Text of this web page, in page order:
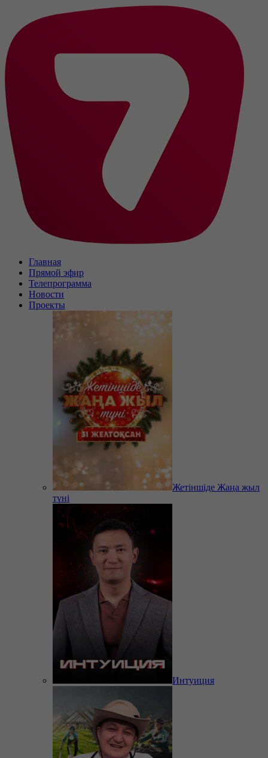
Главная
Прямой эфир
Телепрограмма
Новости
Проекты
Жетіншіде Жаңа жыл
түні
Интуиция